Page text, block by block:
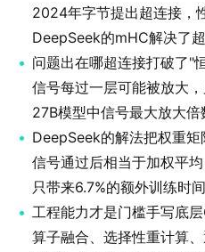
2024年字节提出超连接，
DeepSeek的mHC解决了
问题出在哪超连接打破了"
信号每过一层可能被放大
27B模型中信号最大放大
DeepSeek的解法把权重
信号通过后相当于加权平
只带来6.7%的额外训练时
工程能力才是门槛手写底
算子融合、选择性重计算